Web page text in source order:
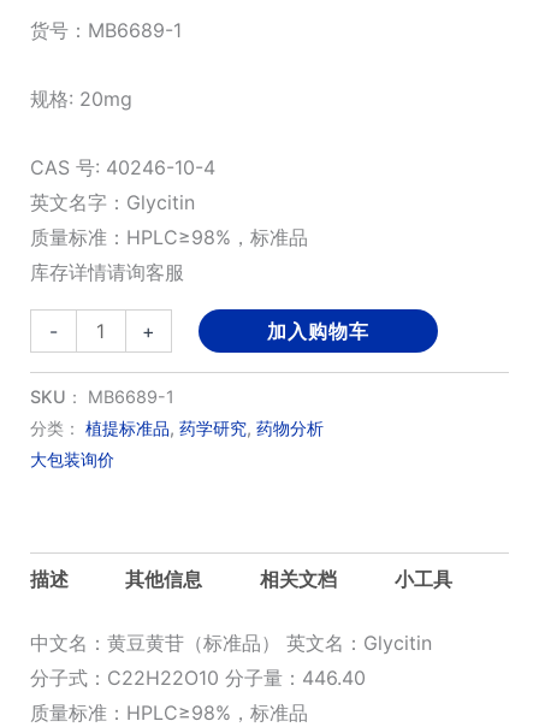
货号： MB6689-1
规格: 20mg
CAS 号: 40246-10-4
英文名字：Glycitin
质量标准：HPLC≥98%，标准品
库存详情请询客服
-
豆
黄
苷
（标
数
+ 加入购物车
SKU： MB6689-1
分类： 植提标准品, 药学研究, 药物分析
大包装询价
描述 其他信息 相关文档 小工具
中文名：黄豆黄苷（标准品） 英文名：Glycitin
分子式：C22H22O10 分子量：446.40
质量标准：HPLC≥98%，标准品